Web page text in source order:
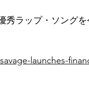
秀ラップ・ソング
launches-